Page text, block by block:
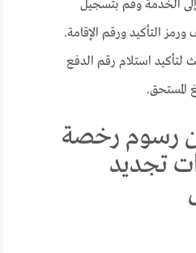
الخدمة وقم بتسجيل
التأكيد ورقم الإقامة.
استلام رقم الدفع
المستحق.
رسوم رخصة
تجديد